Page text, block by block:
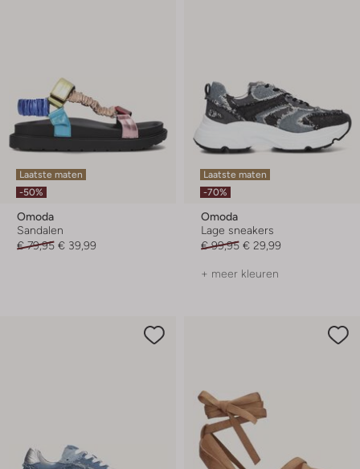
Laatste maten
-50%
Omoda
Sandalen
€ 79,95 € 39,99
Laatste maten
-70%
Omoda
Lage sneakers
€ 99,95 € 29,99
+ meer kleuren